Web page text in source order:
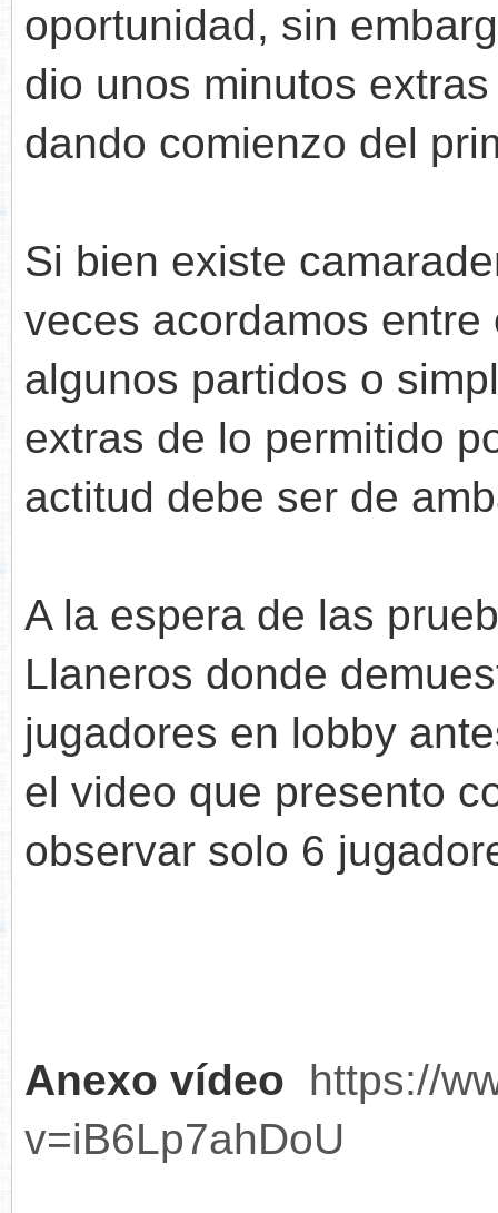
oportunidad, sin
dio unos minutos
dando comienzo del
Si bien existe
veces acordamos
algunos partidos o
extras de lo permitido
actitud debe ser de
A la espera de las
Llaneros donde
jugadores en lobby
el video que presento
observar solo 6
Anexo vídeo https://
v=iB6Lp7ahDoU